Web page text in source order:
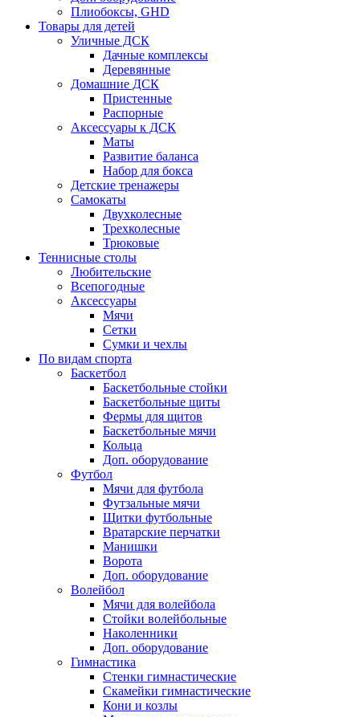
Плиобоксы, GHD
Товары для детей
Уличные ДСК
Дачные комплексы
Деревянные
Домашние ДСК
Пристенные
Распорные
Аксесcуары к ДСК
Маты
Развитие баланса
Набор для бокса
Детские тренажеры
Самокаты
Двухколесные
Трехколесные
Трюковые
Теннисные столы
Любительские
Всепогодные
Аксессуары
Мячи
Сетки
Сумки и чехлы
По видам спорта
Баскетбол
Баскетбольные стойки
Баскетбольные щиты
Фермы для щитов
Баскетбольные мячи
Кольца
Доп. оборудование
Футбол
Мячи для футбола
Футзальные мячи
Щитки футбольные
Вратарские перчатки
Манишки
Ворота
Доп. оборудование
Волейбол
Мячи для волейбола
Стойки волейбольные
Наколенники
Доп. оборудование
Гимнастика
Стенки гимнастические
Скамейки гимнастические
Кони и козлы